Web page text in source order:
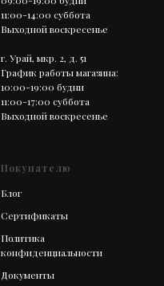
11:00-14:00 суббота
Выходной воскресенье
г. Урай, мкр. 2, д. 51
График работы магазина:
10:00-19:00 будни
11:00-17:00 суббота
Выходной воскресенье
Покупателю
Блог
Сертификаты
Политика
конфиденциальности
Документы